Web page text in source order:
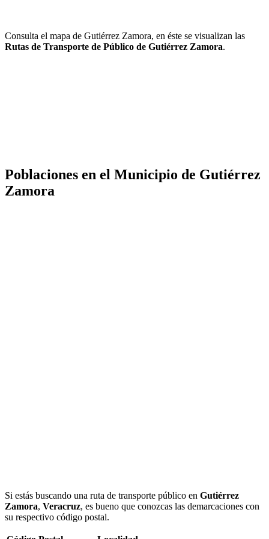
Consulta el mapa de Gutiérrez Zamora, en éste se visualizan las
Rutas de Transporte de Público de Gutiérrez Zamora.
Poblaciones en el Municipio de Gutiérrez
Zamora
Si estás buscando una ruta de transporte público en Gutiérrez
Zamora, Veracruz, es bueno que conozcas las demarcaciones con
su respectivo código postal.